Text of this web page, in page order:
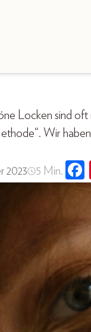
Locken sind
Wir
2023 5 Min.